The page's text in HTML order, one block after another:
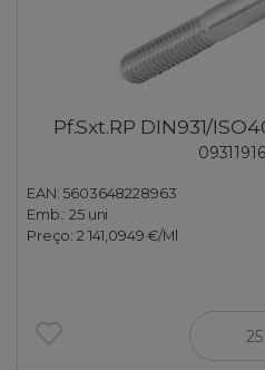
Pf.Sxt.RP DIN931/
EAN: 5603648228963
Emb.:25 uni
Preço: 2 141,0949 €/Ml